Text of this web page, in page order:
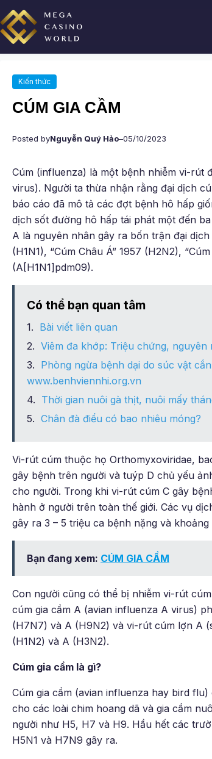
Chuyển
đến
phần
nội
Kiến thức
CÚM GIA CẦM
Posted byNguyễn Quý Hảo–05/10/2023
Cúm (influenza) là một bệnh nhiễm vi-
virus). Người ta thừa nhận rằng đại dịch
báo cáo đã mô tả các đợt bệnh hô hấp
dịch sốt đường hô hấp tái phát một đến
A là nguyên nhân gây ra bốn trận đại dịch
(H1N1), “Cúm Châu Á” 1957 (H2N2),
(A[H1N1]pdm09).
Có thể bạn quan tâm
Bài viết liên quan
Viêm đa khớp: Triệu chứng,
Phòng ngừa bệnh dại do súc vật
www.benhviennhi.org.vn
Thời gian nuôi gà thịt, nuôi mấy
Chân đà điểu có bao nhiêu móng?
Vi-rút cúm thuộc họ Orthomyxoviridae,
gây bệnh trên người và tuýp D chủ yếu
cho người. Trong khi vi-rút cúm C gây
hành ở người trên toàn thế giới. Các vụ
gây ra 3 – 5 triệu ca bệnh nặng và
Bạn đang xem: CÚM GIA CẦM
Con người cũng có thể bị nhiễm vi-rút
cúm gia cầm A (avian influenza A virus)
(H7N7) và A (H9N2) và vi-rút cúm lợn A
(H1N2) và A (H3N2).
Cúm gia cầm là gì?
Cúm gia cầm (avian influenza hay bird
cho các loài chim hoang dã và gia cầm
người như H5, H7 và H9. Hầu hết các
H5N1 và H7N9 gây ra.